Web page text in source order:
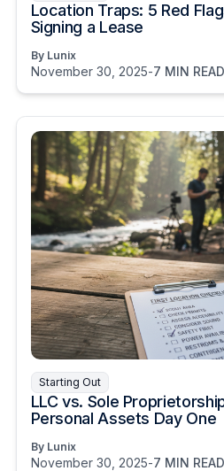
Location Traps: 5 Red
Signing a Lease
By Lunix
November 30, 2025-7 MIN READ
Starting Out
LLC vs. Sole
Personal Assets Day One
By Lunix
November 30, 2025-7 MIN READ